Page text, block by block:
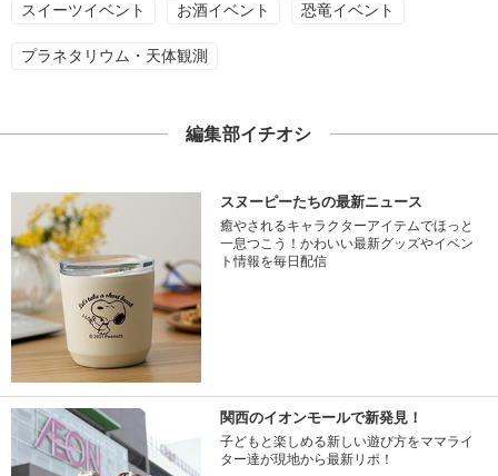
スイーツイベント お酒イベント 恐竜イベント
プラネタリウム・天体観測
編集部イチオシ
スヌーピーたちの最新ニュース
癒やされるキャラクターアイテムでほっと
一息つこう！かわいい最新グッズやイベン
ト情報を毎日配信
関西のイオンモールで新発見！
子どもと楽しめる新しい遊び方をママライ
ター達が現地から最新リポ！